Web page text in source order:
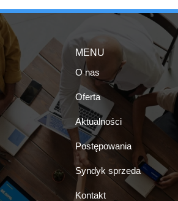
MENU
O nas
Oferta
Aktualności
Postępowania
Syndyk sprzeda
Kontakt